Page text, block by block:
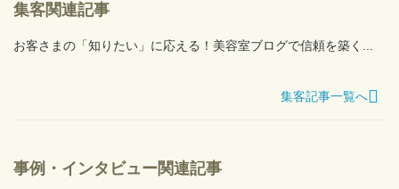
集客関連記事
お客さまの「知りたい」に応える！美容室ブログで信頼を築く...
集客記事一覧へ
事例・インタビュー関連記事